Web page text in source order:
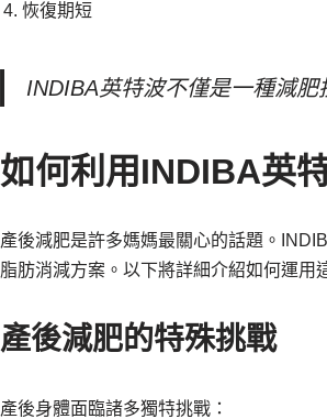
恢復期短
INDIBA英特波不僅是一種減
如何利用INDIBA英
產後減肥是許多媽媽最關心的話題。
脂肪消減方案。以下將詳細介紹如何運用
產後減肥的特殊挑戰
產後身體面臨諸多獨特挑戰：